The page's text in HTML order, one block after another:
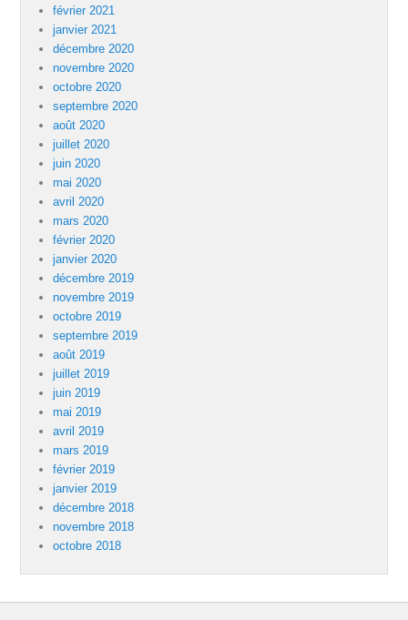
février 2021
janvier 2021
décembre 2020
novembre 2020
octobre 2020
septembre 2020
août 2020
juillet 2020
juin 2020
mai 2020
avril 2020
mars 2020
février 2020
janvier 2020
décembre 2019
novembre 2019
octobre 2019
septembre 2019
août 2019
juillet 2019
juin 2019
mai 2019
avril 2019
mars 2019
février 2019
janvier 2019
décembre 2018
novembre 2018
octobre 2018